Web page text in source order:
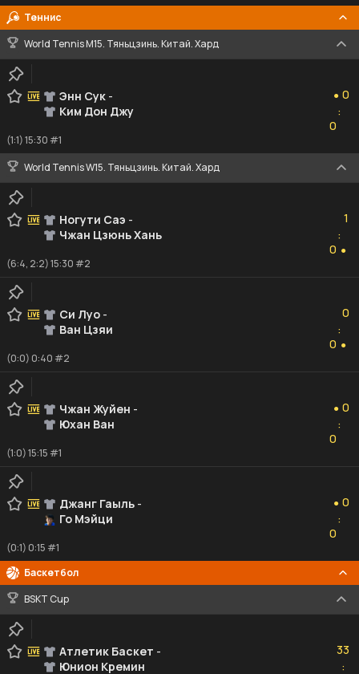
Теннис
World Tennis M15. Тяньцзинь. Китай. Хард
Энн Сук -
Ким Дон Джу
● 0
:
0
(1:1) 15:30 #1
World Tennis W15. Тяньцзинь. Китай. Хард
Ногути Саэ -
Чжан Цзюнь Хань
1
:
0 ●
(6:4, 2:2) 15:30 #2
Си Луо -
Ван Цзяи
0
:
0 ●
(0:0) 0:40 #2
Чжан Жуйен -
Юхан Ван
● 0
:
0
(1:0) 15:15 #1
Джанг Гаыль -
Го Мэйци
● 0
:
0
(0:1) 0:15 #1
Баскетбол
BSKT Cup
Атлетик Баскет -
Юнион Кремин
33
:37